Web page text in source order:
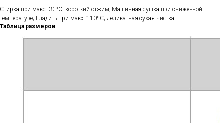
Стирка при макс. 30ºС, короткий отжим; Машинная сушка при сниженной
температуре; Гладить при макс. 110ºС; Деликатная сухая чистка.
Таблица размеров